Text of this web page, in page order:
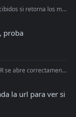
si retorna los montos
proba
el captcha y presionar Consultar, aparece el siguiente mensa
la url para ver si